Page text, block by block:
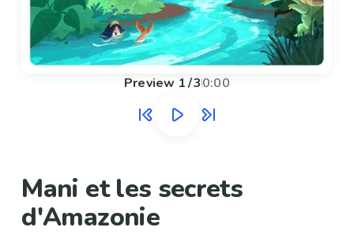
Preview 1/30:00
Mani et les secrets
d'Amazonie